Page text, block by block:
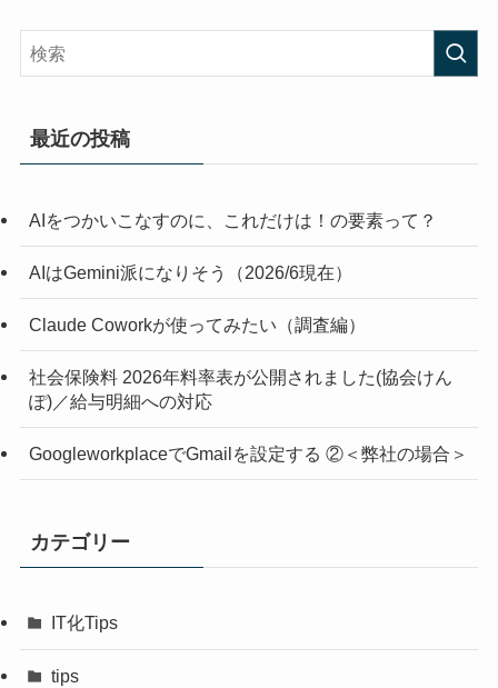
最近の投稿
AIをつかいこなすのに、これだけは！の要素って？
AIはGemini派になりそう（2026/6現在）
Claude Coworkが使ってみたい（調査編）
社会保険料 2026年料率表が公開されました(協会けん
ぽ)／給与明細への対応
GoogleworkplaceでGmailを設定する ②＜弊社の場合＞
カテゴリー
IT化Tips
tips